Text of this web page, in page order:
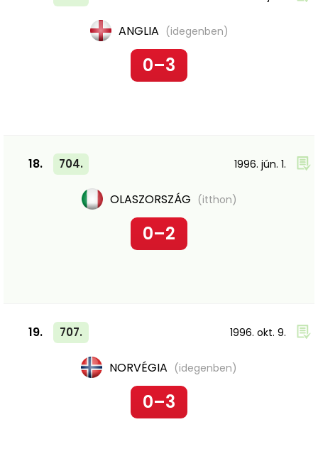
ANGLIA (idegenben)
0–3
18. 704. 1996. jún. 1.
OLASZORSZÁG (itthon)
0–2
19. 707. 1996. okt. 9.
NORVÉGIA (idegenben)
0–3